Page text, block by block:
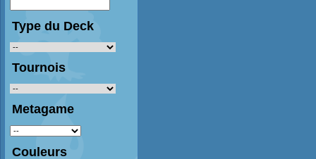
Type du Deck
Tournois
Metagame
Couleurs